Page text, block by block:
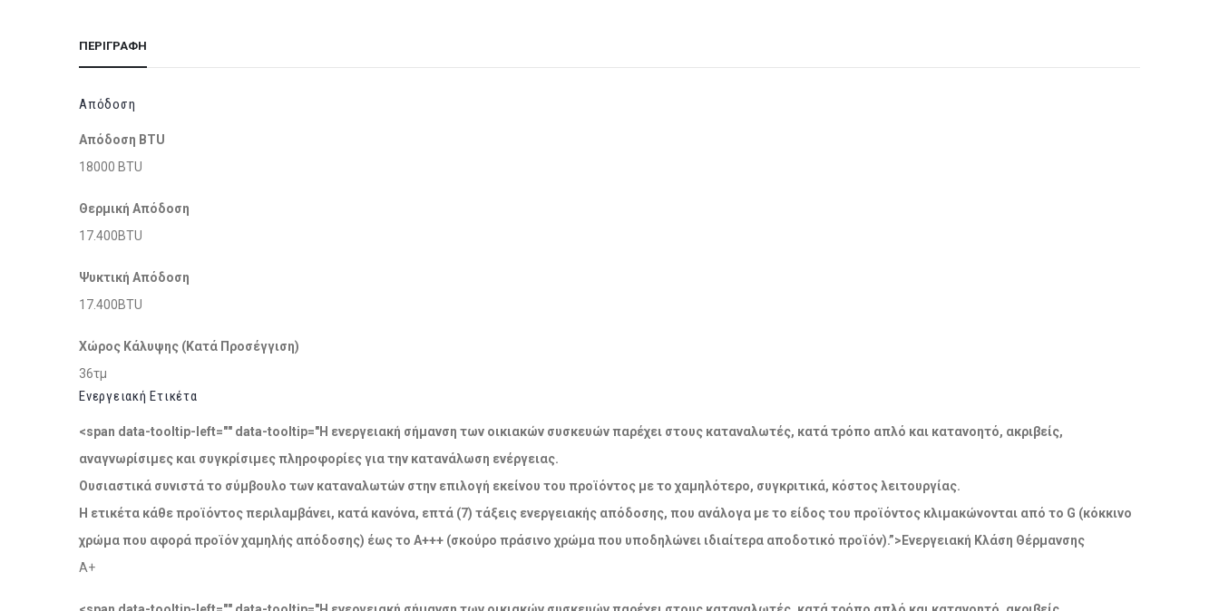
ΠΕΡΙΓΡΑΦΉ
Απόδοση
Απόδοση BTU
18000 BTU
Θερμική Απόδοση
17.400BTU
Ψυκτική Απόδοση
17.400BTU
Χώρος Κάλυψης (Κατά Προσέγγιση)
36τμ
Ενεργειακή Ετικέτα
<span data-tooltip-left="" data-tooltip="Η ενεργειακή σήμανση των οικιακών συσκευών παρέχει στους καταναλωτές, κατά τρόπο απλό και κατανοητό, ακριβείς,
αναγνωρίσιμες και συγκρίσιμες πληροφορίες για την κατανάλωση ενέργειας.
Ουσιαστικά συνιστά το σύμβουλο των καταναλωτών στην επιλογή εκείνου του προϊόντος με το χαμηλότερο, συγκριτικά, κόστος λειτουργίας.
Η ετικέτα κάθε προϊόντος περιλαμβάνει, κατά κανόνα, επτά (7) τάξεις ενεργειακής απόδοσης, που ανάλογα με το είδος του προϊόντος κλιμακώνονται από το G (κόκκινο
χρώμα που αφορά προϊόν χαμηλής απόδοσης) έως το Α+++ (σκούρο πράσινο χρώμα που υποδηλώνει ιδιαίτερα αποδοτικό προϊόν).”>Ενεργειακή Κλάση Θέρμανσης
A+